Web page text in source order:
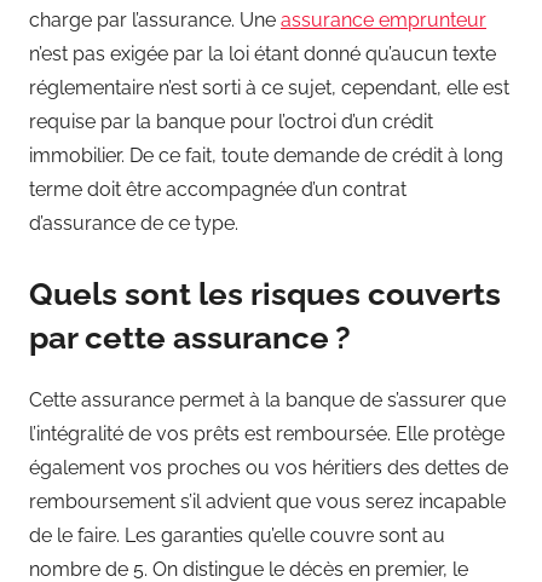
charge par l’assurance. Une assurance emprunteur
n’est pas exigée par la loi étant donné qu’aucun texte
réglementaire n’est sorti à ce sujet, cependant, elle est
requise par la banque pour l’octroi d’un crédit
immobilier. De ce fait, toute demande de crédit à long
terme doit être accompagnée d’un contrat
d’assurance de ce type.
Quels sont les risques couverts
par cette assurance ?
Cette assurance permet à la banque de s’assurer que
l’intégralité de vos prêts est remboursée. Elle protège
également vos proches ou vos héritiers des dettes de
remboursement s’il advient que vous serez incapable
de le faire. Les garanties qu’elle couvre sont au
nombre de 5. On distingue le décès en premier, le